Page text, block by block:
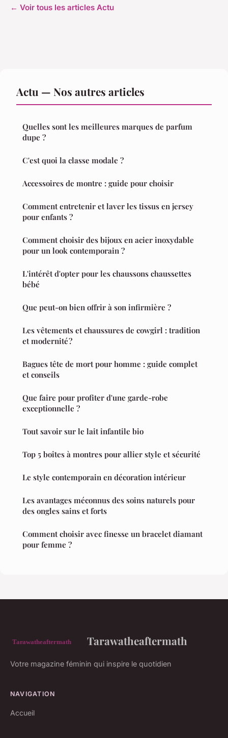
← Voir tous les articles Actu
Actu — Nos autres articles
Quelles sont les meilleures marques de parfum
dupe ?
C'est quoi la classe modale ?
Accessoires de montre : guide pour choisir
Comment entretenir et laver les tissus en jersey
pour enfants ?
Comment choisir des bijoux en acier inoxydable
pour un look contemporain ?
L'intérêt d'opter pour les chaussons chaussettes
bébé
Que peut-on bien offrir à son infirmière ?
Les vêtements et chaussures de cowgirl : tradition
et modernité ?
Bagues tête de mort pour homme : guide complet
et conseils
Que faire pour profiter d'une garde-robe
exceptionnelle ?
Tout savoir sur le lait infantile bio
Top 5 boîtes à montres pour allier style et sécurité
Le style contemporain en décoration intérieur
Les avantages méconnus des soins naturels pour
des ongles sains et forts
Comment choisir avec finesse un bracelet diamant
pour femme ?
Tarawatheaftermath
Votre magazine féminin qui inspire le quotidien
NAVIGATION
Accueil